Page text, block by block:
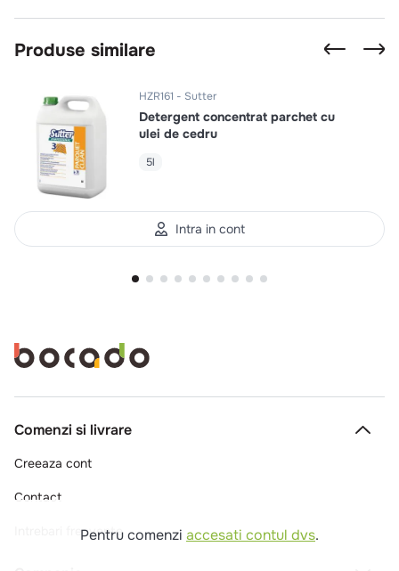
Pentru comenzi accesati contul dvs.
Produse similare
HZR161 Sutter
Detergent concentrat parchet cu
ulei de cedru
5l
Intra in cont
Comenzi si livrare
Creeaza cont
Contact
Intrebari frecvente